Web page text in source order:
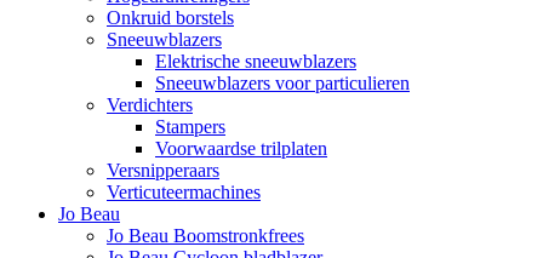
Onkruid borstels
Sneeuwblazers
Elektrische sneeuwblazers
Sneeuwblazers voor particulieren
Verdichters
Stampers
Voorwaardse trilplaten
Versnipperaars
Verticuteermachines
Jo Beau
Jo Beau Boomstronkfrees